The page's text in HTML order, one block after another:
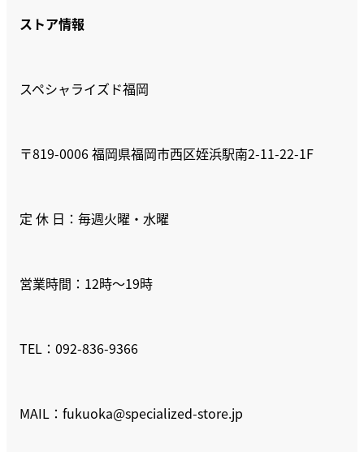
ストア情報
スペシャライズド福岡
〒819-0006 福岡県福岡市西区姪浜駅南2-11-22-1F
定 休 日：毎週火曜・水曜
営業時間：12時～19時
TEL：092-836-9366
MAIL：fukuoka@specialized-store.jp